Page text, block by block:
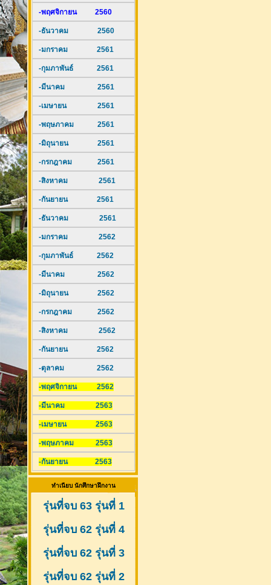
-พฤศจิกายน 2560
-ธันวาคม 2560
-มกราคม 2561
-กุมภาพันธ์ 2561
-มีนาคม 2561
-เมษายน 2561
-พฤษภาคม 2561
-มิถุนายน 2561
-กรกฎาคม 2561
-สิงหาคม 2561
-กันยายน 2561
-ธันวาคม 2561
-มกราคม 2562
-กุมภาพันธ์ 2562
-มีนาคม 2562
-มิถุนายน 2562
-กรกฎาคม 2562
-สิงหาคม 2562
-กันยายน 2562
-ตุลาคม 2562
-พฤศจิกายน 2562
-มีนาคม 2563
-เมษายน 2563
-พฤษภาคม 2563
-กันยายน 2563
ทำเนียบ นักศึกษาฝึกงาน
รุ่นที่จบ 63 รุ่นที่ 1
รุ่นที่จบ 62 รุ่นที่ 4
รุ่นที่จบ 62 รุ่นที่ 3
รุ่นที่จบ 62 รุ่นที่ 2